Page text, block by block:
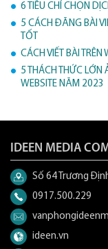
6 TIÊU CHÍ CHỌN
5 CÁCH ĐĂNG BÀI
TỐT
CÁCH VIẾT BÀI
5 THÁCH THỨC LỚN
WEBSITE NĂM 2023
IDEEN MEDIA
Số 64 Trương
0917.500.229
ideen.vn